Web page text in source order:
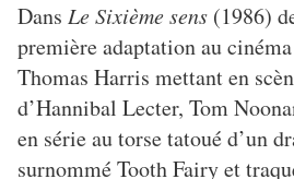
Dans Le Sixième sens (1986)
première adaptation au
Thomas Harris mettant en
d’Hannibal Lecter, Tom
en série au torse tatoué d’un
surnommé Tooth Fairy et